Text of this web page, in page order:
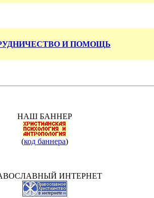
И ПОМОЩЬ
НАШ БАННЕР
(код баннера)
ИНТЕРНЕТ